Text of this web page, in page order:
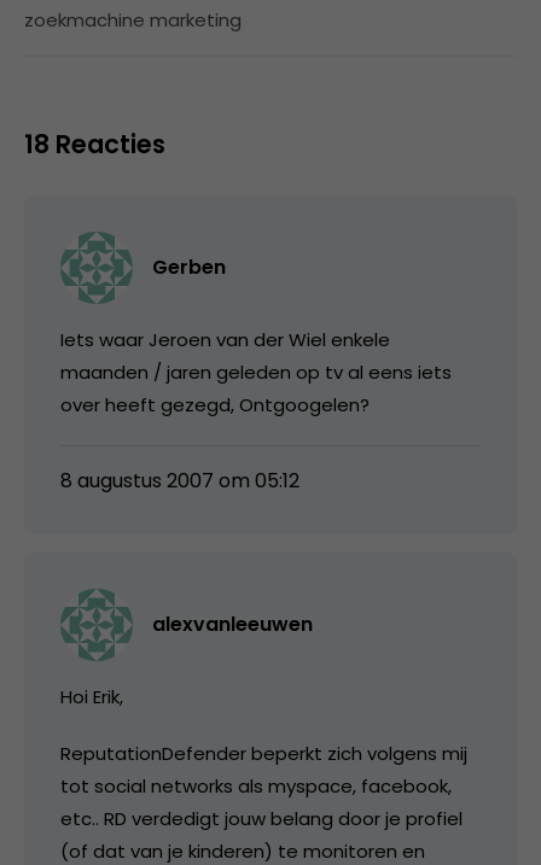
zoekmachine marketing
18 Reacties
Gerben
Iets waar Jeroen van der Wiel enkele
maanden / jaren geleden op tv al eens iets
over heeft gezegd, Ontgoogelen?
8 augustus 2007 om 05:12
alexvanleeuwen
Hoi Erik,
ReputationDefender beperkt zich volgens mij
tot social networks als myspace, facebook,
etc.. RD verdedigt jouw belang door je profiel
(of dat van je kinderen) te monitoren en